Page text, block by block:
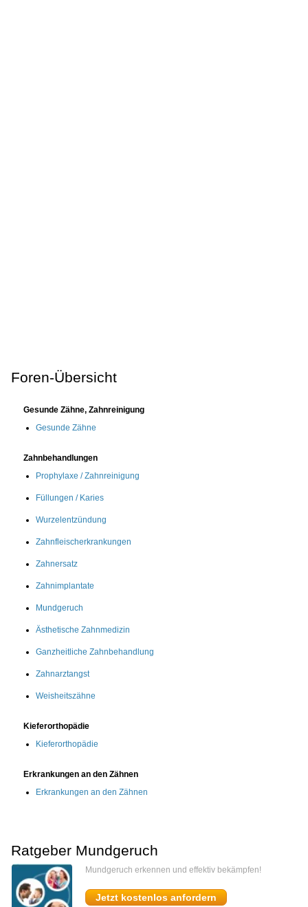
Foren-Übersicht
Gesunde Zähne, Zahnreinigung
Gesunde Zähne
Zahnbehandlungen
Prophylaxe / Zahnreinigung
Füllungen / Karies
Wurzelentzündung
Zahnfleischerkrankungen
Zahnersatz
Zahnimplantate
Mundgeruch
Ästhetische Zahnmedizin
Ganzheitliche Zahnbehandlung
Zahnarztangst
Weisheitszähne
Kieferorthopädie
Kieferorthopädie
Erkrankungen an den Zähnen
Erkrankungen an den Zähnen
Ratgeber Mundgeruch
Mundgeruch erkennen und effektiv bekämpfen!
Jetzt kostenlos anfordern